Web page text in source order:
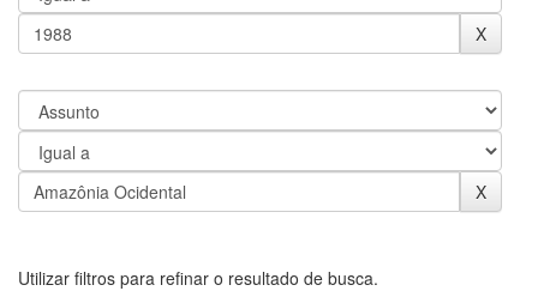
Utilizar filtros para refinar o resultado de busca.